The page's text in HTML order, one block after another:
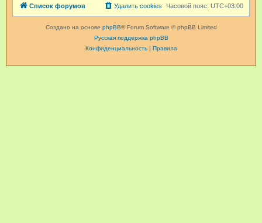
Список форумов Часовой пояс: UTC+03:00
Удалить cookies
Создано на основе phpBB® Forum Software © phpBB Limited
Русская поддержка phpBB
Конфиденциальность| Правила